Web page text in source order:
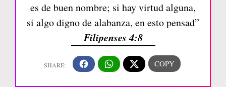
es de buen nombre; si hay virtud alguna,
si algo digno de alabanza, en esto pensad”
Filipenses 4:8